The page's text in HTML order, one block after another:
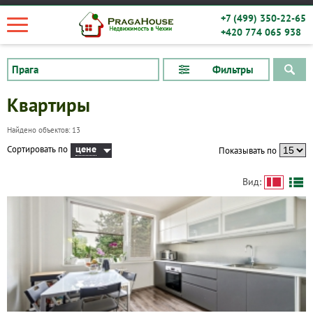
+7 (499) 350-22-65
+420 774 065 938
Фильтры
Квартиры
Найдено объектов: 13
Сортировать по цене Показывать по
Вид: